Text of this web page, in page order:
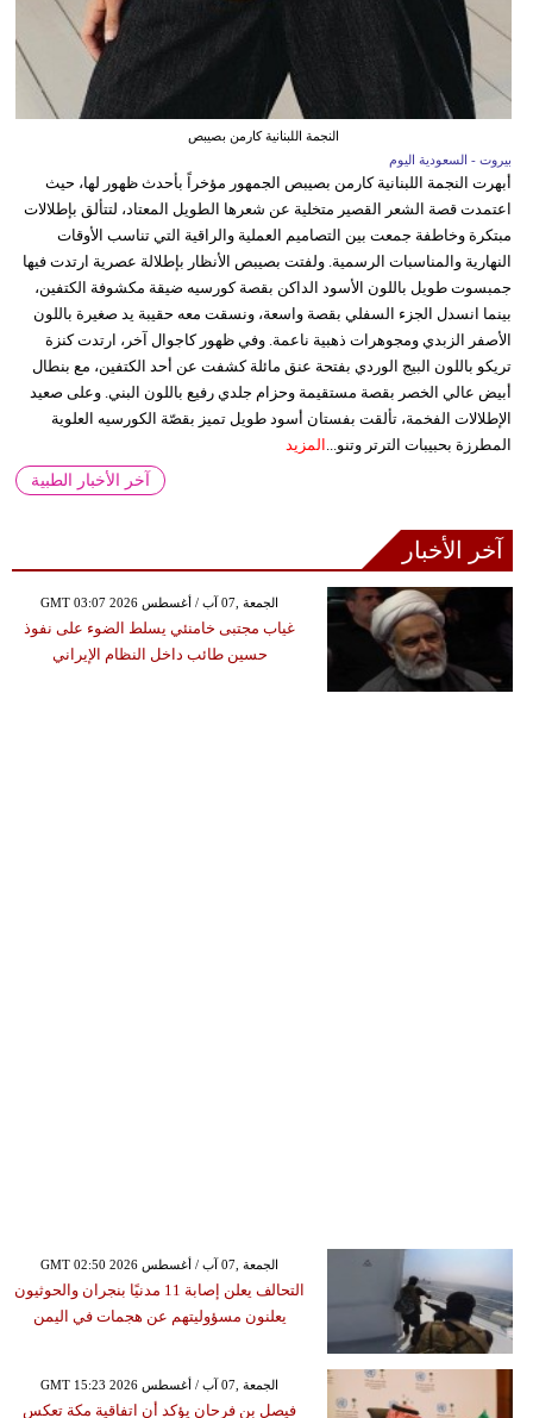
النجمة اللبنانية كارمن بصيبص
بيروت - السعودية اليوم
أبهرت النجمة اللبنانية كارمن بصيبص الجمهور مؤخراً بأحدث ظهور لها، حيث
اعتمدت قصة الشعر القصير متخلية عن شعرها الطويل المعتاد، لتتألق بإطلالات
مبتكرة وخاطفة جمعت بين التصاميم العملية والراقية التي تناسب الأوقات
النهارية والمناسبات الرسمية. ولفتت بصيبص الأنظار بإطلالة عصرية ارتدت فيها
جمبسوت طويل باللون الأسود الداكن بقصة كورسيه ضيقة مكشوفة الكتفين،
بينما انسدل الجزء السفلي بقصة واسعة، ونسقت معه حقيبة يد صغيرة باللون
الأصفر الزبدي ومجوهرات ذهبية ناعمة. وفي ظهور كاجوال آخر، ارتدت كنزة
تريكو باللون البيج الوردي بفتحة عنق مائلة كشفت عن أحد الكتفين، مع بنطال
أبيض عالي الخصر بقصة مستقيمة وحزام جلدي رفيع باللون البني. وعلى صعيد
الإطلالات الفخمة، تألقت بفستان أسود طويل تميز بقصّة الكورسيه العلوية
المطرزة بحبيبات الترتر وتنو... المزيد
آخر الأخبار الطبية
آخر الأخبار
GMT 03:07 2026 الجمعة ,07 آب / أغسطس
غياب مجتبى خامنئي يسلط الضوء على نفوذ
حسين طائب داخل النظام الإيراني
GMT 02:50 2026 الجمعة ,07 آب / أغسطس
التحالف يعلن إصابة 11 مدنيًا بنجران والحوثيون
يعلنون مسؤوليتهم عن هجمات في اليمن
GMT 15:23 2026 الجمعة ,07 آب / أغسطس
فيصل بن فرحان يؤكد أن اتفاقية مكة تعكس